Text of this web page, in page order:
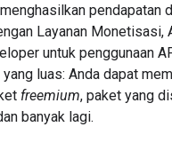
pendapatan
Layanan Monetisasi,
untuk penggunaan
luas: Anda dapat
freemium, paket yang
banyak lagi.